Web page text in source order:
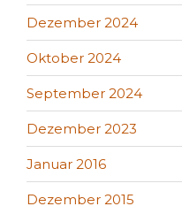
Dezember 2024
Oktober 2024
September 2024
Dezember 2023
Januar 2016
Dezember 2015